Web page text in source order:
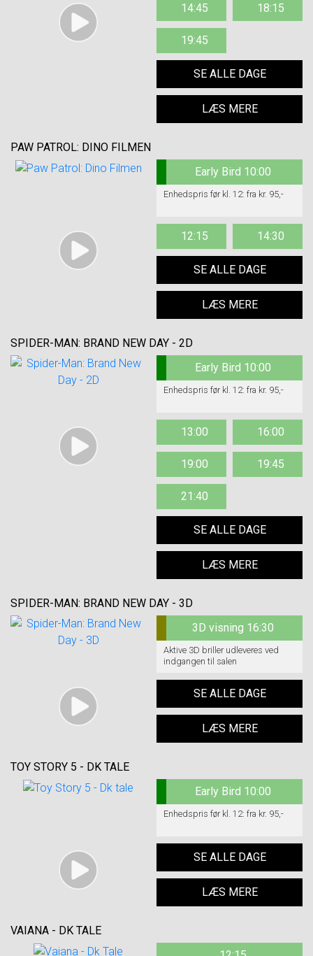
14:45 18:15
19:45
SE ALLE DAGE
LÆS MERE
PAW PATROL: DINO FILMEN
Early Bird 10:00
Enhedspris før kl. 12: fra kr. 95,-
12:15 14:30
SE ALLE DAGE
LÆS MERE
SPIDER-MAN: BRAND NEW DAY - 2D
Early Bird 10:00
Enhedspris før kl. 12: fra kr. 95,-
13:00 16:00
19:00 19:45
21:40
SE ALLE DAGE
LÆS MERE
SPIDER-MAN: BRAND NEW DAY - 3D
3D visning 16:30
Aktive 3D briller udleveres ved
indgangen til salen
SE ALLE DAGE
LÆS MERE
TOY STORY 5 - DK TALE
Early Bird 10:00
Enhedspris før kl. 12: fra kr. 95,-
SE ALLE DAGE
LÆS MERE
VAIANA - DK TALE